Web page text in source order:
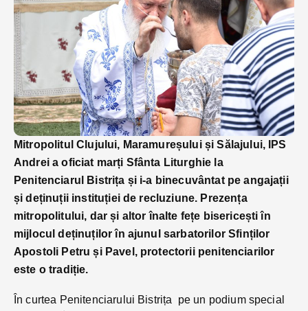
Mitropolitul Clujului, Maramureșului și Sălajului, IPS
Andrei a oficiat marți Sfânta Liturghie la
Penitenciarul Bistrița și i-a binecuvântat pe angajații
și deținuții instituției de recluziune. Prezența
mitropolitului, dar și altor înalte fețe bisericești în
mijlocul deținuților în ajunul sarbatorilor Sfinților
Apostoli Petru și Pavel, protectorii penitenciarilor
este o tradiție.
În curtea Penitenciarului Bistrița pe un podium special